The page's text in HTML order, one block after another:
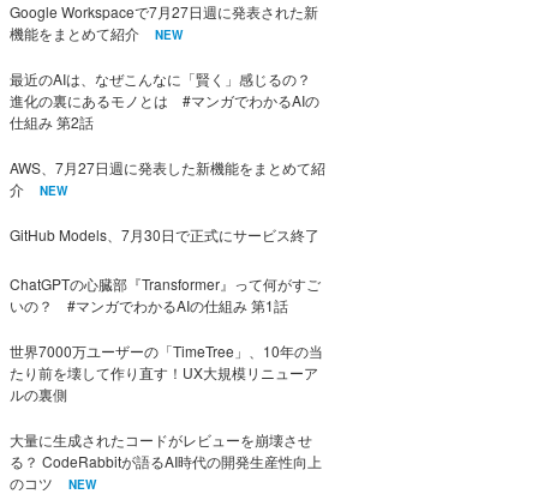
Google Workspaceで7月27日週に発表された新
機能をまとめて紹介
NEW
最近のAIは、なぜこんなに「賢く」感じるの？
進化の裏にあるモノとは #マンガでわかるAIの
仕組み 第2話
AWS、7月27日週に発表した新機能をまとめて紹
介
NEW
GitHub Models、7月30日で正式にサービス終了
ChatGPTの心臓部『Transformer』って何がすご
いの？ #マンガでわかるAIの仕組み 第1話
世界7000万ユーザーの「TimeTree」、10年の当
たり前を壊して作り直す！UX大規模リニューア
ルの裏側
大量に生成されたコードがレビューを崩壊させ
る？ CodeRabbitが語るAI時代の開発生産性向上
のコツ
NEW